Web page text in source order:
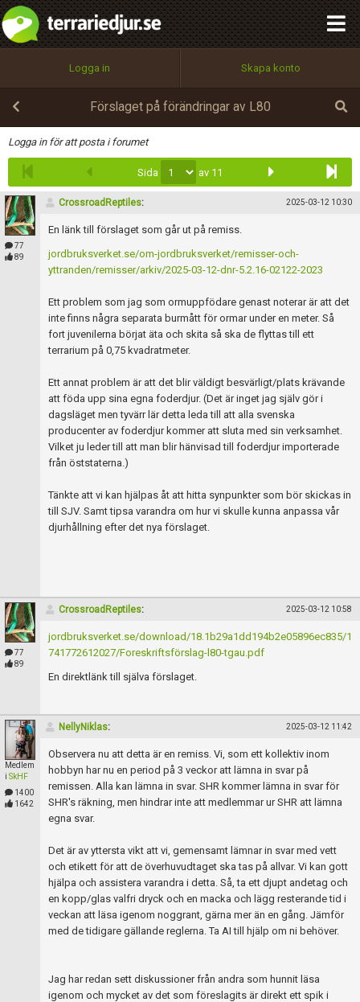
Logga in Skapa konto
Förslaget på förändringar av L80
Logga in för att posta i forumet
Sida av 11
77
89
CrossroadReptiles: 2025-03-12 10:30
En länk till förslaget som går ut på remiss.
jordbruksverket.se/om-jordbruksverket/remisser-och-
yttranden/remisser/arkiv/2025-03-12-dnr-5.2.16-02122-2023
Ett problem som jag som ormuppfödare genast noterar är att det
inte finns några separata burmått för ormar under en meter. Så
fort juvenilerna börjat äta och skita så ska de flyttas till ett
terrarium på 0,75 kvadratmeter.
Ett annat problem är att det blir väldigt besvärligt/plats krävande
att föda upp sina egna foderdjur. (Det är inget jag själv gör i
dagsläget men tyvärr lär detta leda till att alla svenska
producenter av foderdjur kommer att sluta med sin verksamhet.
Vilket ju leder till att man blir hänvisad till foderdjur importerade
från öststaterna.)
Tänkte att vi kan hjälpas åt att hitta synpunkter som bör skickas in
till SJV. Samt tipsa varandra om hur vi skulle kunna anpassa vår
djurhållning efter det nya förslaget.
77
89
CrossroadReptiles: 2025-03-12 10:58
jordbruksverket.se/download/18.1b29a1dd194b2e05896ec835/1
741772612027/Foreskriftsförslag-l80-tgau.pdf
En direktlänk till själva förslaget.
Medlem
i SkHF
1400
1642
NellyNiklas: 2025-03-12 11:42
Observera nu att detta är en remiss. Vi, som ett kollektiv inom
hobbyn har nu en period på 3 veckor att lämna in svar på
remissen. Alla kan lämna in svar. SHR kommer lämna in svar för
SHR's räkning, men hindrar inte att medlemmar ur SHR att lämna
egna svar.
Det är av yttersta vikt att vi, gemensamt lämnar in svar med vett
och etikett för att de överhuvudtaget ska tas på allvar. Vi kan gott
hjälpa och assistera varandra i detta. Så, ta ett djupt andetag och
en kopp/glas valfri dryck och en macka och lägg resterande tid i
veckan att läsa igenom noggrant, gärna mer än en gång. Jämför
med de tidigare gällande reglerna. Ta AI till hjälp om ni behöver.
Jag har redan sett diskussioner från andra som hunnit läsa
igenom och mycket av det som föreslagits är direkt ett spik i
Infoga
Utför
100%
OK
integritetspolicy
Namn:
Epost:
Användarnamn:
Lösenord:
Privacy Policy
Terms of Service
Begär nytt lösenord
Tillbaka till förstasidan